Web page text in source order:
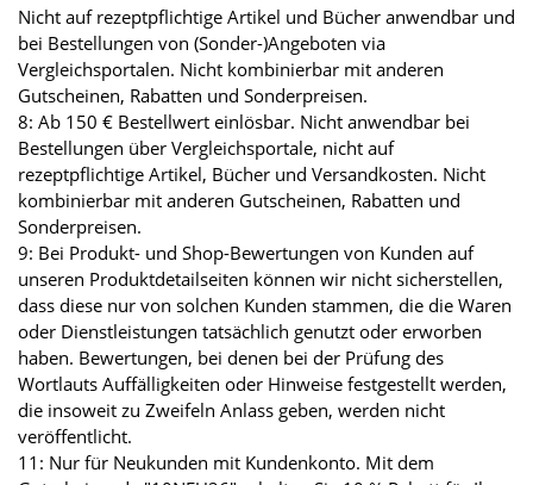
Nicht auf rezeptpflichtige Artikel und Bücher anwendbar und
bei Bestellungen von (Sonder-)Angeboten via
Vergleichsportalen. Nicht kombinierbar mit anderen
Gutscheinen, Rabatten und Sonderpreisen.
8: Ab 150 € Bestellwert einlösbar. Nicht anwendbar bei
Bestellungen über Vergleichsportale, nicht auf
rezeptpflichtige Artikel, Bücher und Versandkosten. Nicht
kombinierbar mit anderen Gutscheinen, Rabatten und
Sonderpreisen.
9: Bei Produkt- und Shop-Bewertungen von Kunden auf
unseren Produktdetailseiten können wir nicht sicherstellen,
dass diese nur von solchen Kunden stammen, die die Waren
oder Dienstleistungen tatsächlich genutzt oder erworben
haben. Bewertungen, bei denen bei der Prüfung des
Wortlauts Auffälligkeiten oder Hinweise festgestellt werden,
die insoweit zu Zweifeln Anlass geben, werden nicht
veröffentlicht.
11: Nur für Neukunden mit Kundenkonto. Mit dem